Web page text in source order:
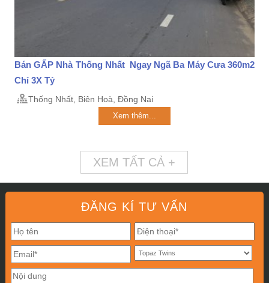
Bán GẤP Nhà Thống Nhất Ngay Ngã Ba Máy Cưa 360m2
Chỉ 3X Tỷ
Thống Nhất, Biên Hoà, Đồng Nai
Xem thêm...
XEM TẤT CẢ +
ĐĂNG KÍ TƯ VẤN